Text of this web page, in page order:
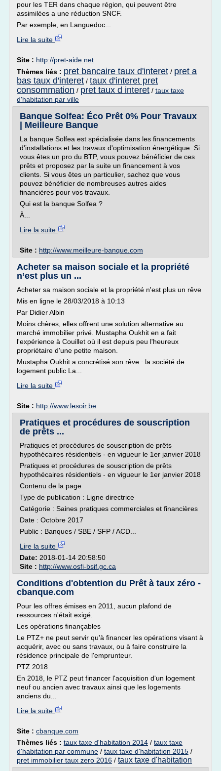
pour les TER dans chaque région, qui peuvent être
assimilées a une réduction SNCF.
Par exemple, en Languedoc...
Lire la suite
Site : http://pret-aide.net
Thèmes liés : pret bancaire taux d'interet / pret a
bas taux d'interet / taux d'interet pret
consommation / pret taux d interet / taux taxe
d'habitation par ville
Banque Solfea: Éco Prêt 0% Pour Travaux
| Meilleure Banque
La banque Solfea est spécialisée dans les financements
d'installations et les travaux d'optimisation énergétique. Si
vous êtes un pro du BTP, vous pouvez bénéficier de ces
prêts et proposez par la suite un financement à vos
clients. Si vous êtes un particulier, sachez que vous
pouvez bénéficier de nombreuses autres aides
financières pour vos travaux.
Qui est la banque Solfea ?
À...
Lire la suite
Site : http://www.meilleure-banque.com
Acheter sa maison sociale et la propriété
n’est plus un ...
Acheter sa maison sociale et la propriété n'est plus un rêve
Mis en ligne le 28/03/2018 à 10:13
Par Didier Albin
Moins chères, elles offrent une solution alternative au
marché immobilier privé. Mustapha Oukhit en a fait
l'expérience à Couillet où il est depuis peu l'heureux
propriétaire d'une petite maison.
Mustapha Oukhit a concrétisé son rêve : la société de
logement public La...
Lire la suite
Site : http://www.lesoir.be
Pratiques et procédures de souscription
de prêts ...
Pratiques et procédures de souscription de prêts
hypothécaires résidentiels - en vigueur le 1er janvier 2018
Pratiques et procédures de souscription de prêts
hypothécaires résidentiels - en vigueur le 1er janvier 2018
Contenu de la page
Type de publication : Ligne directrice
Catégorie : Saines pratiques commerciales et financières
Date : Octobre 2017
Public : Banques / SBE / SFP / ACD...
Lire la suite
Date: 2018-01-14 20:58:50
Site : http://www.osfi-bsif.gc.ca
Conditions d'obtention du Prêt à taux zéro -
cbanque.com
Pour les offres émises en 2011, aucun plafond de
ressources n'était exigé.
Les opérations finançables
Le PTZ+ ne peut servir qu'à financer les opérations visant à
acquérir, avec ou sans travaux, ou à faire construire la
résidence principale de l'emprunteur.
PTZ 2018
En 2018, le PTZ peut financer l'acquisition d'un logement
neuf ou ancien avec travaux ainsi que les logements
anciens du...
Lire la suite
Site : cbanque.com
Thèmes liés : taux taxe d'habitation 2014 / taux taxe
d'habitation par commune / taux taxe d'habitation 2015 /
pret immobilier taux zero 2016 / taux taxe d'habitation